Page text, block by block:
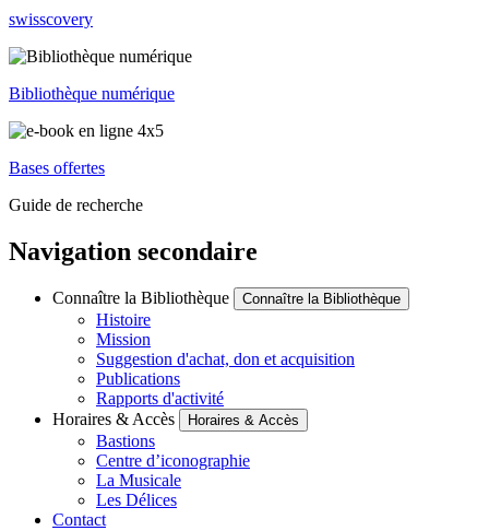
swisscovery
Bibliothèque numérique
Bases offertes
Guide de recherche
Navigation secondaire
Connaître la Bibliothèque Connaître la Bibliothèque
Histoire
Mission
Suggestion d'achat, don et acquisition
Publications
Rapports d'activité
Horaires & Accès
Horaires & Accès
Bastions
Centre d’iconographie
La Musicale
Les Délices
Contact